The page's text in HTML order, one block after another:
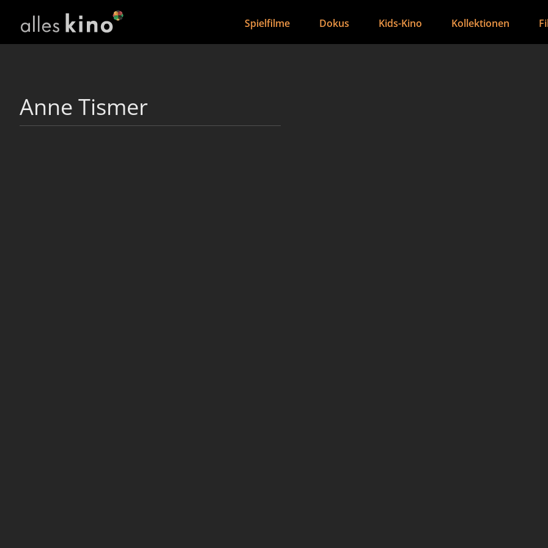
Spielfilme Dokus Kids-Kino Kollektionen
Anne Tismer